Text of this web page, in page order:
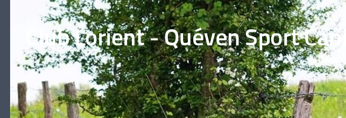
Skip to content
Club Lorient - Quéven Sport Canin